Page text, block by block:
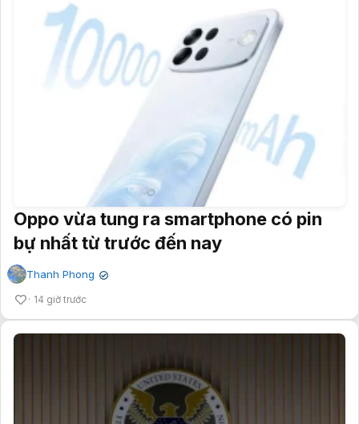
Oppo vừa tung ra smartphone có pin
bự nhất từ trước đến nay
Thanh Phong ✔
14 giờ trước